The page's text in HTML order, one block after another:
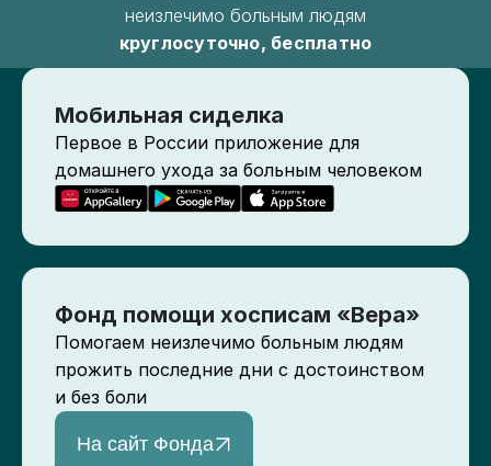
неизлечимо больным людям
круглосуточно, бесплатно
Мобильная сиделка
Первое в России приложение для
домашнего ухода за больным человеком
Фонд помощи хосписам «Вера»
Помогаем неизлечимо больным людям
прожить последние дни с достоинством
и без боли
На сайт Фонда